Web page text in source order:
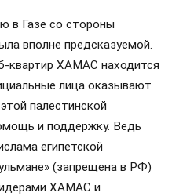
в Газе со стороны
вполне предсказуемой.
квартир ХАМАС находится
лица оказывают
палестинской
и поддержку. Ведь
египетской
(запрещена в РФ)
ХАМАС и